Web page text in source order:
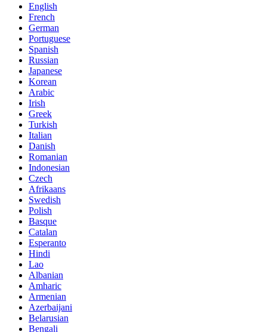
English
French
German
Portuguese
Spanish
Russian
Japanese
Korean
Arabic
Irish
Greek
Turkish
Italian
Danish
Romanian
Indonesian
Czech
Afrikaans
Swedish
Polish
Basque
Catalan
Esperanto
Hindi
Lao
Albanian
Amharic
Armenian
Azerbaijani
Belarusian
Bengali